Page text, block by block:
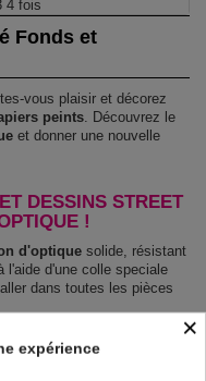
Fonds et
vous plaisir et décorez
peints. Découvrez le
et donner une nouvelle
DESSINS STREET
!
d'optique solide, résistant
l'aide d'une colle speciale
dans toutes les pièces
la chambre à coucher et la
: impression numérique
×
expérience